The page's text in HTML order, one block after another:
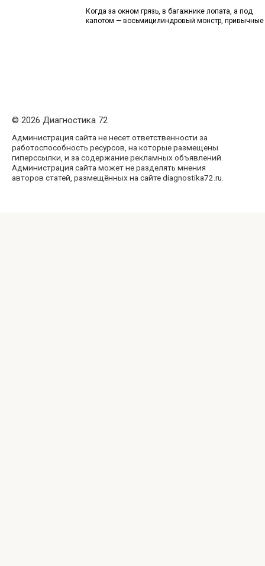
Когда за окном грязь, в багажнике лопата, а под
капотом — восьмицилиндровый монстр, привычные
© 2026 Диагностика 72
Администрация сайта не несет ответственности за
работоспособность ресурсов, на которые размещены
гиперссылки, и за содержание рекламных объявлений.
Администрация сайта может не разделять мнения
авторов статей, размещённых на сайте diagnostika72.ru.